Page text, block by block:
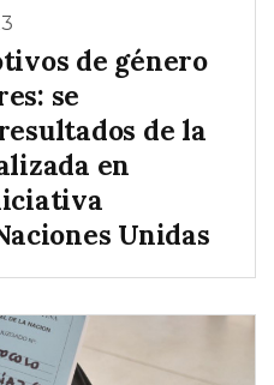
de género
se
de la
en
Unidas